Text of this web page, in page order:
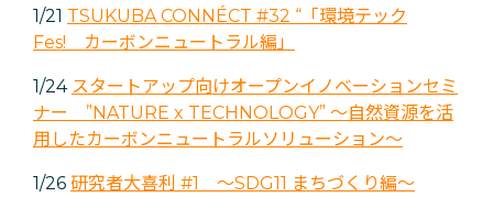
1/21 TSUKUBA CONNÉCT #32 “「環境テック
Fes! カーボンニュートラル編」
1/24 スタートアップ向けオープンイノベーションセミ
ナー ”NATURE x TECHNOLOGY” ～自然資源を活
用したカーボンニュートラルソリューション～
1/26 研究者大喜利 #1 ～SDG11 まちづくり編～